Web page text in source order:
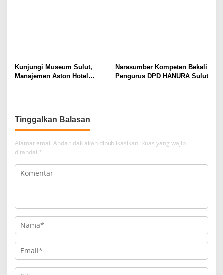
Kunjungi Museum Sulut,
Manajemen Aston Hotel
Narasumber Kompeten Bekali
Pengurus DPD HANURA Sulut
Tinggalkan Balasan
Alamat email Anda tidak akan dipublikasikan. Ruas yang wajib
ditandai *